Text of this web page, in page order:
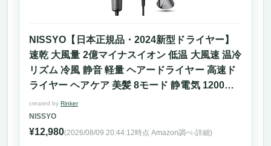
NISSYO【日本正規品・2024新型ドライヤー】
速乾 大風量 2億マイナスイオン 低温 大風速 温冷
リズム 冷風 静音 軽量 ヘアードライヤー 高速ド
ライヤー ヘアケア 美髪 8モード 静電気 1200W
ノズル付き コンパクト 人気 ドライヤー ギフト
プレゼント グレー
created by Rinker
NISSYO
¥12,980(2026/08/09 20:44:12時点 Amazon調べ-詳細)